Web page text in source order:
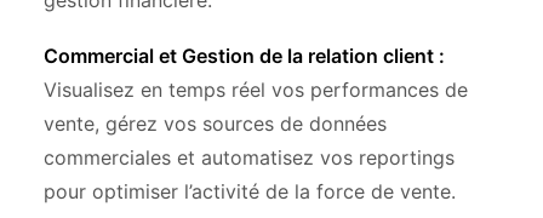
Commercial et Gestion de la relation client :
Visualisez en temps réel vos performances de
vente, gérez vos sources de données
commerciales et automatisez vos reportings
pour optimiser l’activité de la force de vente.